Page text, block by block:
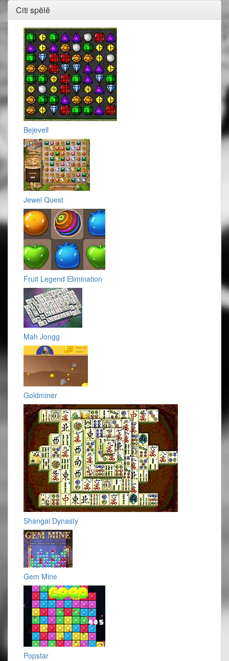
Citi spēlē
Bejevell
Jewel Quest
Fruit Legend Elimination
Mah Jongg
Goldminer
Shangai Dynasty
Gem Mine
Popstar